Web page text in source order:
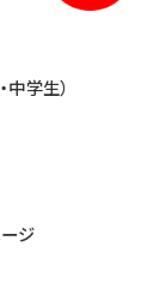
学生）
ジ